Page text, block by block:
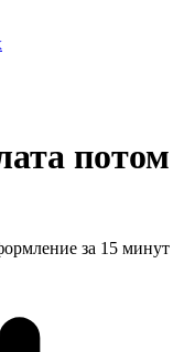
потом
за 15 минут